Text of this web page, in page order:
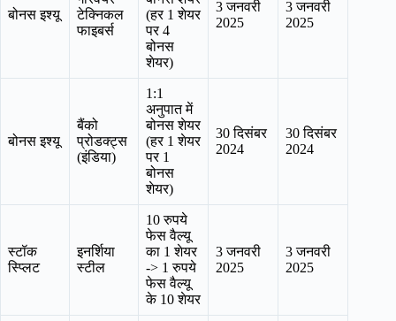
बोनस इश्यू
टेक्निकल
फाइबर्स
(हर 1 शेयर
पर 4
बोनस
शेयर)
3 जनवरी
2025
3 जनवरी
2025
बोनस इश्यू
बैंको
प्रोडक्ट्स
(इंडिया)
1:1
अनुपात में
बोनस शेयर
(हर 1 शेयर
पर 1
बोनस
शेयर)
30 दिसंबर
2024
30 दिसंबर
2024
स्टॉक
स्प्लिट
इनर्शिया
स्टील
10 रुपये
फेस वैल्यू
का 1 शेयर
-> 1 रुपये
फेस वैल्यू
के 10 शेयर
3 जनवरी
2025
3 जनवरी
2025